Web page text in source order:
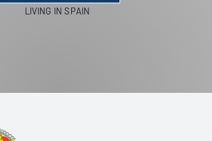
LIVING IN SPAIN